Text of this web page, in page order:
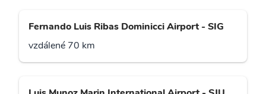
Fernando Luis Ribas Dominicci Airport - SIG
vzdálené 70 km